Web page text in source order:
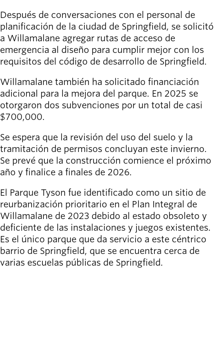
Después de conversaciones con el personal de
planificación de la ciudad de Springfield, se solicitó
a Willamalane agregar rutas de acceso de
emergencia al diseño para cumplir mejor con los
requisitos del código de desarrollo de Springfield.
Willamalane también ha solicitado financiación
adicional para la mejora del parque. En 2025 se
otorgaron dos subvenciones por un total de casi
$700,000.
Se espera que la revisión del uso del suelo y la
tramitación de permisos concluyan este invierno.
Se prevé que la construcción comience el próximo
año y finalice a finales de 2026.
El Parque Tyson fue identificado como un sitio de
reurbanización prioritario en el Plan Integral de
Willamalane de 2023 debido al estado obsoleto y
deficiente de las instalaciones y juegos existentes.
Es el único parque que da servicio a este céntrico
barrio de Springfield, que se encuentra cerca de
varias escuelas públicas de Springfield.